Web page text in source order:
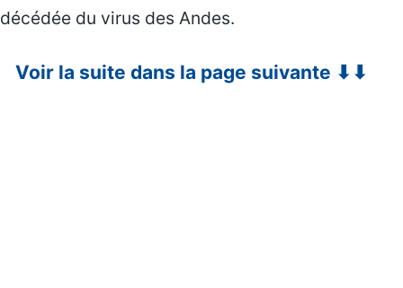
décédée du virus des Andes.
Voir la suite dans la page suivante ⬇⬇